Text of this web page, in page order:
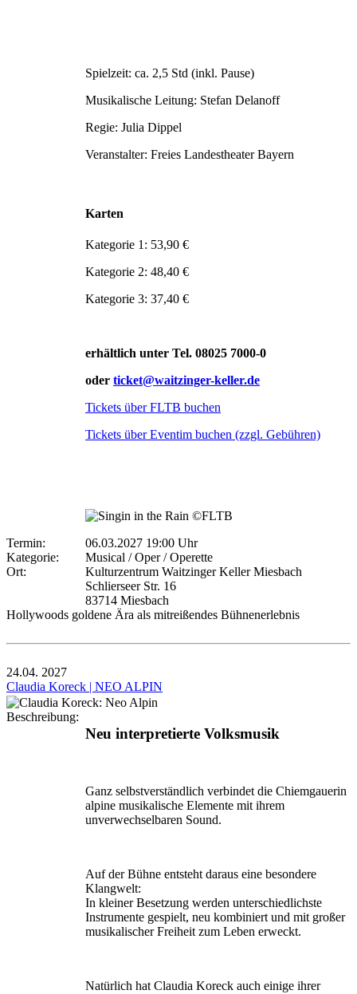
Spielzeit: ca. 2,5 Std (inkl. Pause)
Musikalische Leitung: Stefan Delanoff
Regie: Julia Dippel
Veranstalter: Freies Landestheater Bayern
Karten
Kategorie 1: 53,90 €
Kategorie 2: 48,40 €
Kategorie 3: 37,40 €
erhältlich unter Tel. 08025 7000-0
oder ticket@waitzinger-keller.de
Tickets über FLTB buchen
Tickets über Eventim buchen (zzgl. Gebühren)
Termin:
06.03.2027 19:00 Uhr
Kategorie:
Musical / Oper / Operette
Ort:
Kulturzentrum Waitzinger Keller Miesbach
Schlierseer Str. 16
83714 Miesbach
Hollywoods goldene Ära als mitreißendes Bühnenerlebnis
24.04. 2027
Claudia Koreck | NEO ALPIN
Beschreibung:
Neu interpretierte Volksmusik
Ganz selbstverständlich verbindet die Chiemgauerin
alpine musikalische Elemente mit ihrem
unverwechselbaren Sound.
Auf der Bühne entsteht daraus eine besondere
Klangwelt:
In kleiner Besetzung werden unterschiedlichste
Instrumente gespielt, neu kombiniert und mit großer
musikalischer Freiheit zum Leben erweckt.
Natürlich hat Claudia Koreck auch einige ihrer